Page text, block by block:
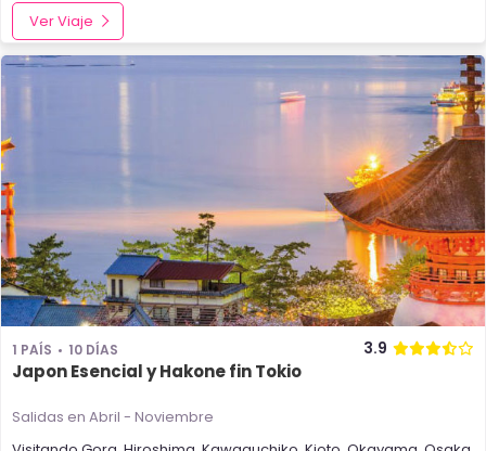
Ver Viaje
1 PAÍS 10 DÍAS 3.9
Japon Esencial y Hakone fin Tokio
Salidas en Abril - Noviembre